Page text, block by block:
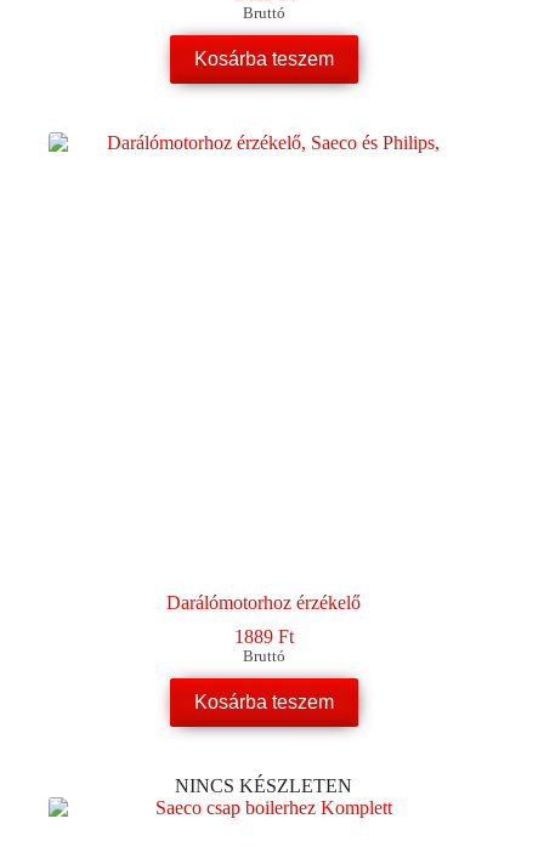
Bruttó
Kosárba teszem
Darálómotorhoz érzékelő
1889 Ft
Bruttó
Kosárba teszem
NINCS KÉSZLETEN